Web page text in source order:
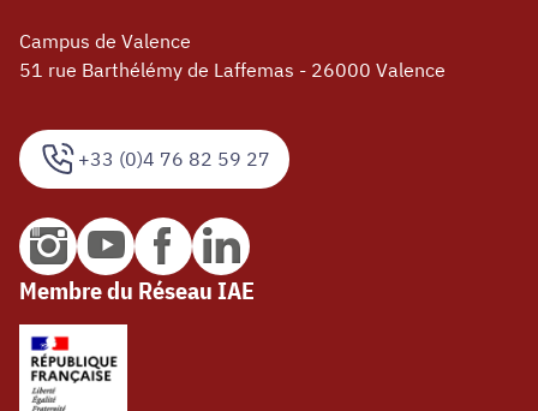
+33 (0)4 76 82 59 27
Campus de Valence
51 rue Barthélémy de Laffemas - 26000 Valence
Membre du Réseau IAE